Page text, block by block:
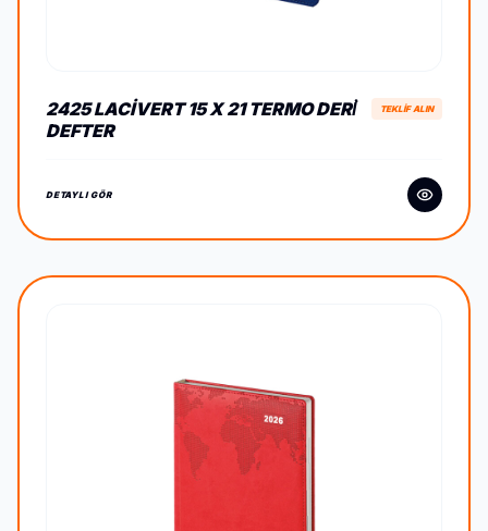
2425 LACIVERT 15 X 21 TERMO DERİ
DEFTER
TEKLİF ALIN
DETAYLI GÖR